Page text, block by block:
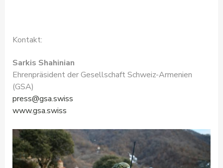
Kontakt:
Sarkis Shahinian
Ehrenpräsident der Gesellschaft Schweiz-Armenien
(GSA)
press@gsa.swiss
www.gsa.swiss